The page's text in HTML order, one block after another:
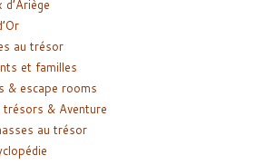
au trésor
et familles
& escape rooms
trésors & Aventure
au trésor